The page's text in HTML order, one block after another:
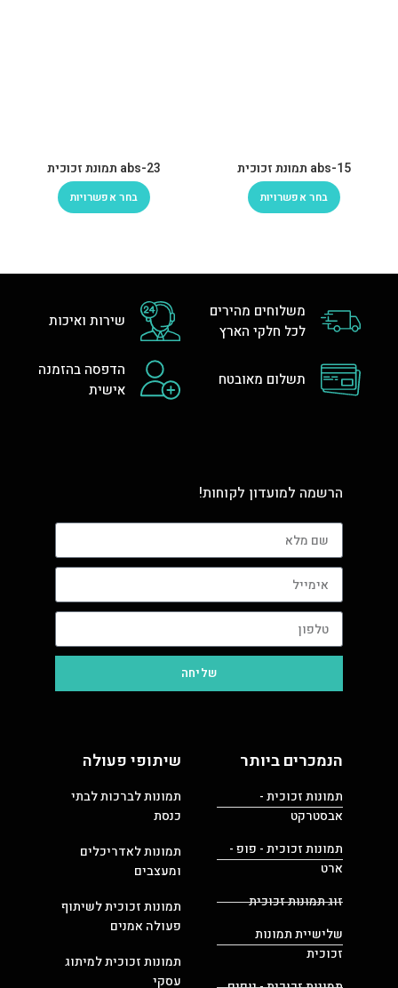
abs-15 תמונת זכוכית
בחר אפשרויות
abs-23 תמונת זכוכית
בחר אפשרויות
משלוחים מהירים
לכל חלקי הארץ
שירות ואיכות
תשלום מאובטח
הדפסה בהזמנה
אישית
הרשמה למועדון לקוחות!
שליחה
הנמכרים ביותר
תמונות זכוכית -
אבסטרקט
תמונות זכוכית - פופ -
ארט
זוג תמונות זכוכית
שלישיית תמונות
זכוכית
שיתופי פעולה
תמונות לברכות לבתי
כנסת
תמונות לאדריכלים
ומעצבים
תמונות זכוכית לשיתוף
פעולה אמנים
תמונות זכוכית למיתוג
עסקי